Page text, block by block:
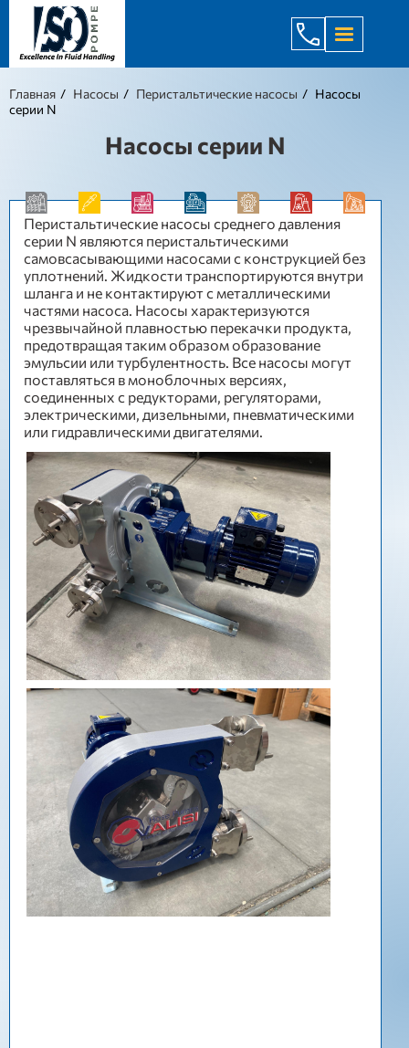
+998 971
Главная Насосы Перистальтические насосы
Насосы
серии N
Насосы серии N
Перистальтические насосы среднего давления
серии N являются перистальтическими
самовсасывающими насосами с конструкцией без
уплотнений. Жидкости транспортируются внутри
шланга и не контактируют с металлическими
частями насоса. Насосы характеризуются
чрезвычайной плавностью перекачки продукта,
предотвращая таким образом образование
эмульсии или турбулентность. Все насосы могут
поставляться в моноблочных версиях,
соединенных с редукторами, регуляторами,
электрическими, дизельными, пневматическими
или гидравлическими двигателями.